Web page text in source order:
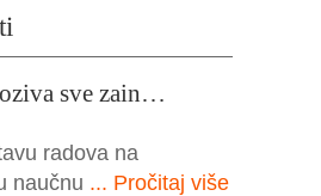
sve zain…
radova na
naučnu ... Pročitaj više